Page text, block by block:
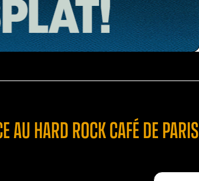
AU HARD ROCK CAFÉ DE PARIS